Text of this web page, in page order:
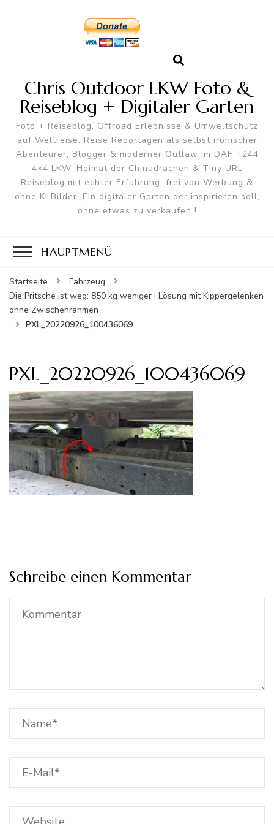
Chris Outdoor LKW Foto &
Reiseblog + Digitaler Garten
Foto + Reiseblog, Offroad Erlebnisse & Umweltschutz
auf Weltreise. Reise Reportagen als selbst ironischer
Abenteurer, Blogger & moderner Outlaw im DAF T244
4×4 LKW. Heimat der Chinadrachen & Tiny URL
Reiseblog mit echter Erfahrung, frei von Werbung &
ohne KI Bilder. Ein digitaler Garten der inspirieren soll,
ohne etwas zu verkaufen !
HAUPTMENÜ
Startseite
Fahrzeug
Die Pritsche ist weg: 850 kg weniger ! Lösung mit Kippergelenken
ohne Zwischenrahmen
PXL_20220926_100436069
PXL_20220926_100436069
Schreibe einen Kommentar